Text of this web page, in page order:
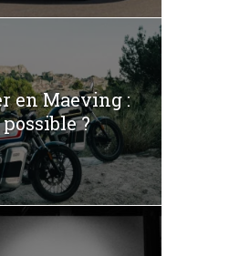
en Maeving :
possible ?